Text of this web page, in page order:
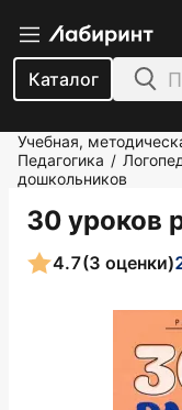
Каталог
Учебная,
Педагогика /
дошкольников
30 уроков
4.7(3 оценки)